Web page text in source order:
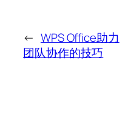
← WPS Office助力
团队协作的技巧